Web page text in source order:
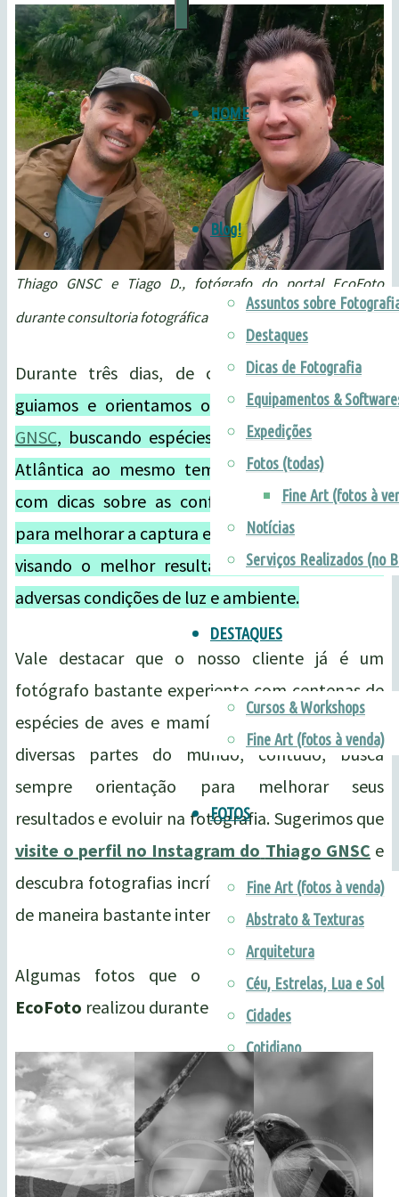
Marketing
para
Pousadas
•
Guia
Birdwatching
&
Natureza
HOME
Blog!
Assuntos sobre
Destaques
Dicas de Fotografia
Equipamentos &
Expedições
Fotos (todas)
Fine Art (fotos à
Notícias
Serviços Realizados (no
DESTAQUES
Cursos & Workshops
Fine Art (fotos à venda)
FOTOS
Fine Art (fotos à venda)
Abstrato & Texturas
Arquitetura
Céu, Estrelas, Lua e Sol
Cidades
Cotidiano
Cultura & Tradições
Esportes
Fauna
Flora
Legado das Águas
Thiago GNSC e Tiago D., fotógrafo do portal EcoFoto
durante consultoria fotográfica na Serra do Mar. © Tiago D.
Durante três dias, de cedo até o anoitecer
guiamos e orientamos o nosso clienteThiago
GNSC, buscando espécies de interesse na Mata
Atlântica ao mesmo tempo que orientávamos
com dicas sobre as configurações e conceitos
para melhorar a captura e a composição da cena,
visando o melhor resultado possível nas mais
adversas condições de luz e ambiente.
Vale destacar que o nosso cliente já é um
fotógrafo bastante experiente com centenas de
espécies de aves e mamíferos fotografadas em
diversas partes do mundo, contudo, busca
sempre orientação para melhorar seus
resultados e evoluir na fotografia. Sugerimos que
visite o perfil no Instagram do Thiago GNSC e
descubra fotografias incríveis de quem se dedica
de maneira bastante intensa nessa atividade.
Algumas fotos que o fotógrafo do portal
EcoFoto realizou durante a consultoria: